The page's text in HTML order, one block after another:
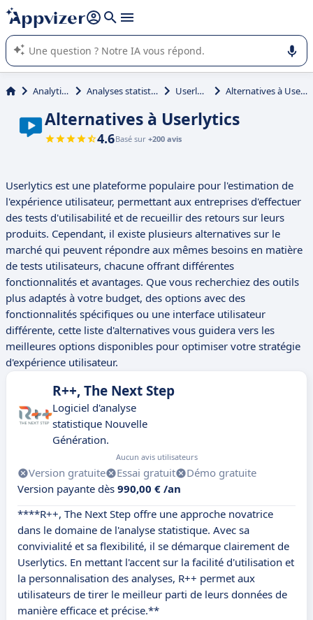
répondre (plusieurs lignes avec
L'IA de Appvizer vous guide dans l'utilisation ou la sélection de
logiciel SaaS en entreprise.
Analytique Analyses statistiques Userlytics Alternatives à Userlytics
Alternatives à Userlytics
4.6Basé sur +200 avis
Userlytics est une plateforme populaire pour l'estimation de
l'expérience utilisateur, permettant aux entreprises d'effectuer
des tests d'utilisabilité et de recueillir des retours sur leurs
produits. Cependant, il existe plusieurs alternatives sur le
marché qui peuvent répondre aux mêmes besoins en matière
de tests utilisateurs, chacune offrant différentes
fonctionnalités et avantages. Que vous recherchiez des outils
plus adaptés à votre budget, des options avec des
fonctionnalités spécifiques ou une interface utilisateur
différente, cette liste d'alternatives vous guidera vers les
meilleures options disponibles pour optimiser votre stratégie
d'expérience utilisateur.
R++, The Next Step
Logiciel d'analyse
statistique Nouvelle
Génération.
Aucun avis utilisateurs
Version gratuite Essai gratuit
Démo gratuite
Version payante dès 990,00 € /an
****R++, The Next Step offre une approche novatrice
dans le domaine de l'analyse statistique. Avec sa
convivialité et sa flexibilité, il se démarque clairement de
Userlytics. En mettant l'accent sur la facilité d'utilisation et
la personnalisation des analyses, R++ permet aux
utilisateurs de tirer le meilleur parti de leurs données de
manière efficace et précise.**